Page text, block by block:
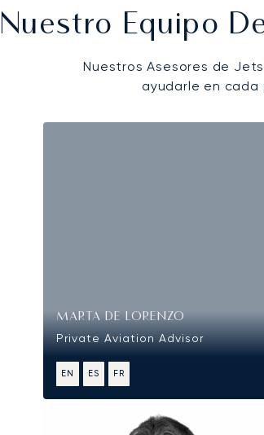
Nuestro Equipo
Nuestros Asesores de
ayudarle en cada
MARTA DE LORENZO
Private Aviation Advisor
EN ES FR